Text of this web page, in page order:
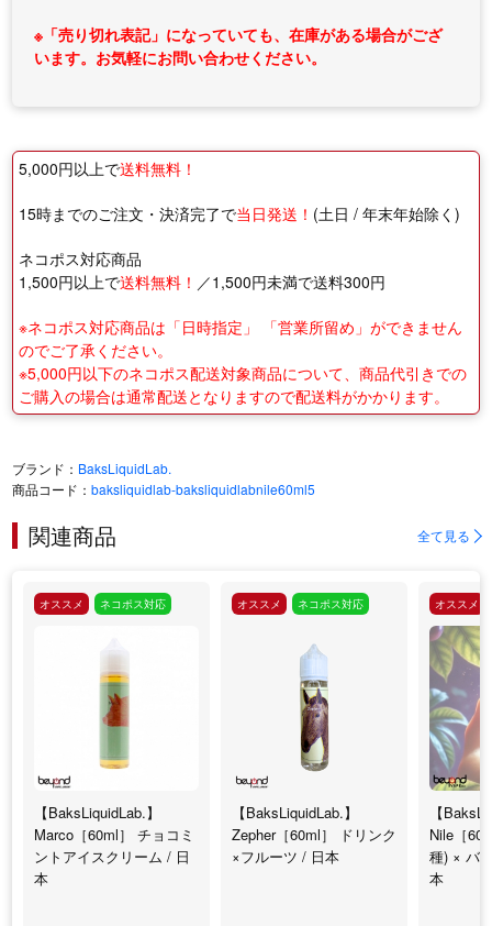
※「売り切れ表記」になっていても、在庫がある場合がござ
います。お気軽にお問い合わせください。
5,000円以上で送料無料！
15時までのご注文・決済完了で当日発送！ (土日 / 年末年始除く)
ネコポス対応商品
1,500円以上で送料無料！ ／1,500円未満で送料300円
※ネコポス対応商品は「日時指定」 「営業所留め」ができません
のでご了承ください。
※5,000円以下のネコポス配送対象商品について、商品代引きでの
ご購入の場合は通常配送となりますので配送料がかかります。
ブランド： BaksLiquidLab.
商品コード：baksliquidlab-baksliquidlabnile60ml5
関連商品 全て見る
オススメ ネコポス対応
【BaksLiquidLab.】
Marco［60ml］ チョコミ
ントアイスクリーム / 日
本
オススメ ネコポス対応
【BaksLiquidLab.】
Zepher［60ml］ ドリンク
×フルーツ / 日本
オススメ
【
Nile［
種) × バ
本